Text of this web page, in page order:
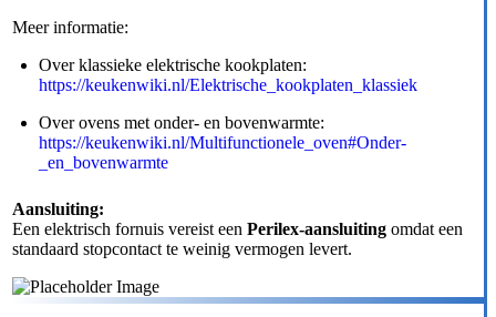
Meer informatie:
Over klassieke elektrische kookplaten:
https://keukenwiki.nl/Elektrische_kookplaten_klassiek
Over ovens met onder- en bovenwarmte:
https://keukenwiki.nl/Multifunctionele_oven#Onder-
_en_bovenwarmte
Aansluiting:
Een elektrisch fornuis vereist een Perilex-aansluiting omdat een
standaard stopcontact te weinig vermogen levert.